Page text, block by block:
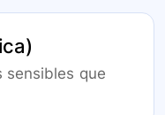
sensibles que